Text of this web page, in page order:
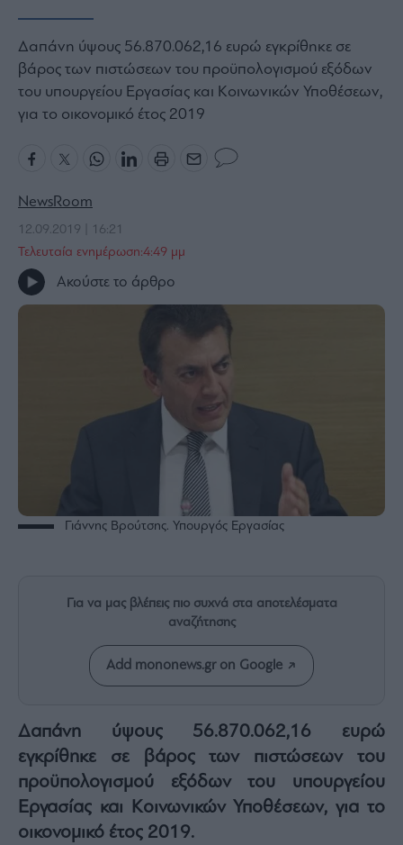
Bloomberg
Times
Wiseman
Room
301
My
Story
Today
Mononews2030
Vivants
Auto
Life
&
Style
Υγεία
Δαπάνη ύψους 56.870.062,16 ευρώ εγκρίθηκε σε
βάρος των πιστώσεων του προϋπολογισμού εξόδων
του υπουργείου Εργασίας και Κοινωνικών Υποθέσεων,
για το οικονομικό έτος 2019
NewsRoom
12.09.2019 | 16:21
Τελευταία ενημέρωση:4:49 μμ
Ακούστε το άρθρο
Γιάννης Βρούτσης. Υπουργός Εργασίας
Για να μας βλέπεις πιο συχνά στα αποτελέσματα
αναζήτησης
Add mononews.gr on Google
Δαπάνη ύψους 56.870.062,16 ευρώ
εγκρίθηκε σε βάρος των πιστώσεων του
προϋπολογισμού εξόδων του υπουργείου
Εργασίας και Κοινωνικών Υποθέσεων, για το
οικονομικό έτος 2019.